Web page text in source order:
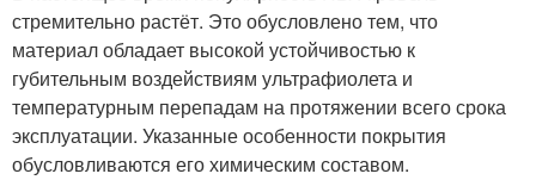
стремительно растёт. Это обусловлено тем, что
материал обладает высокой устойчивостью к
губительным воздействиям ультрафиолета и
температурным перепадам на протяжении всего срока
эксплуатации. Указанные особенности покрытия
обусловливаются его химическим составом.